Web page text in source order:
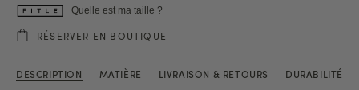
Quelle est ma taille ?
RÉSERVER EN BOUTIQUE
DESCRIPTION MATIÈRE LIVRAISON & RETOURS DURABILITÉ